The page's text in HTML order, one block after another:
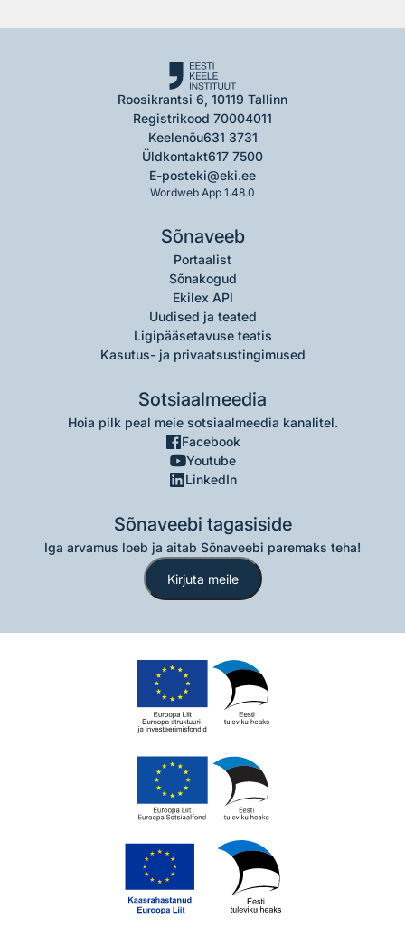
Roosikrantsi 6, 10119 Tallinn
Registrikood 70004011
Keelenõu631 3731
Üldkontakt617 7500
E-posteki@eki.ee
Wordweb App 1.48.0
Sõnaveeb
Portaalist
Sõnakogud
Ekilex API
Uudised ja teated
Ligipääsetavuse teatis
Kasutus- ja privaatsustingimused
Sotsiaalmeedia
Hoia pilk peal meie sotsiaalmeedia kanalitel.
Facebook
Youtube
LinkedIn
Sõnaveebi tagasiside
Iga arvamus loeb ja aitab Sõnaveebi paremaks teha!
Kirjuta meile